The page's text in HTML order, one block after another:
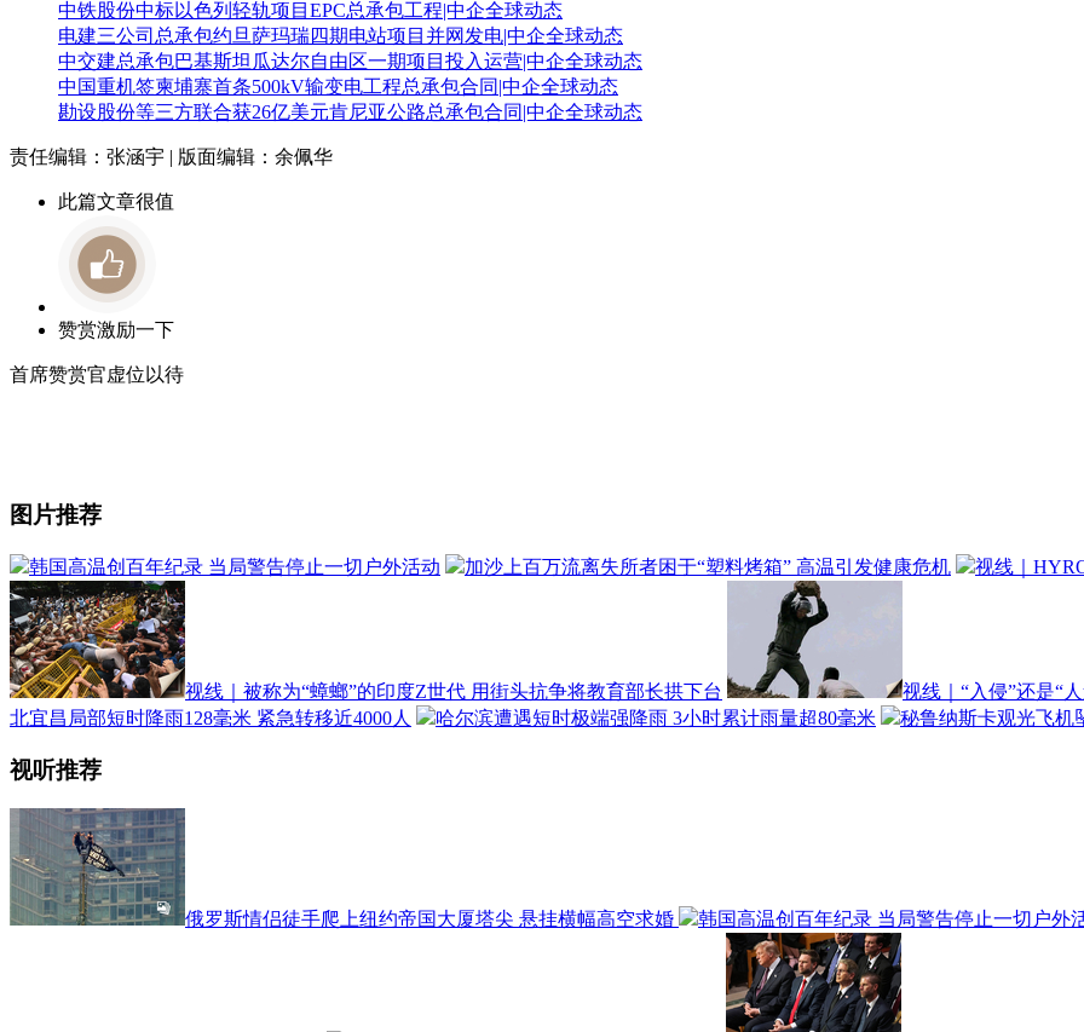
中铁股份中标以色列轻轨项目EPC总承包工程|中企全球动态
电建三公司总承包约旦萨玛瑞四期电站项目并网发电|中企全球动态
中交建总承包巴基斯坦瓜达尔自由区一期项目投入运营|中企全球动态
中国重机签柬埔寨首条500kV输变电工程总承包合同|中企全球动态
勘设股份等三方联合获26亿美元肯尼亚公路总承包合同|中企全球动态
责任编辑：张涵宇 | 版面编辑：余佩华
此篇文章很值
赞赏激励一下
首席赞赏官虚位以待
图片推荐
韩国高温创百年纪录 当局警告停止一切户外活动 加沙上百万流离失所者困于“塑料烤箱” 高温引发健康危机 视线｜
视线｜被称为“蟑螂”的印度Z世代 用街头抗争将教育部长拱下台
视线｜“入侵”还是“
北宜昌局部短时降雨128毫米 紧急转移近4000人
哈尔滨遭遇短时极端强降雨 3小时累计雨量超80毫米 秘鲁纳斯卡观光飞机
视听推荐
俄罗斯情侣徒手爬上纽约帝国大厦塔尖 悬挂横幅高空求婚 韩国高温创百年纪录 当局警告停止一切户外